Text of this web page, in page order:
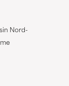
Nord-